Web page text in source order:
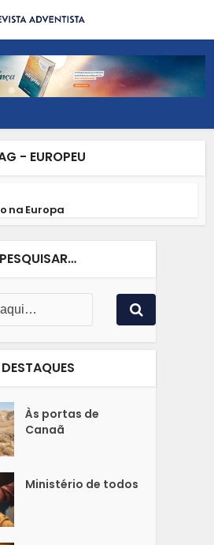
- EUROPEU
na Europa
PESQUISAR…
DESTAQUES
Às portas de
Canaã
Ministério de todos